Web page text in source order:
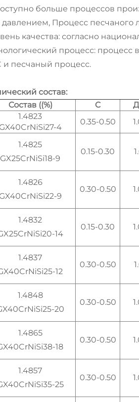
больше процессов
Процесс песчаного
качества: согласно
процесс:
и песчаный процесс.
состав:
Состав ((%)
C
1.4823
4
0.35-0.50
1.4825
GX25CrNiSi18-9
0.15-0.30
1.4826
9
0.30-0.50
1.4832
14
0.15-0.30
1.4837
12
0.30-0.50
1.4848
20
0.30-0.50
1.4865
18
0.30-0.50
1.4857
25
0.30-0.50